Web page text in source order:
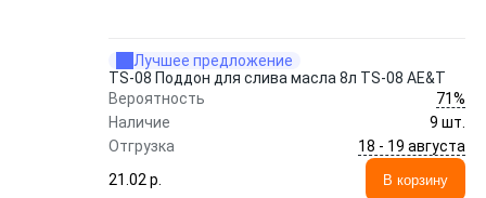
Лучшее предложение
TS-08 Поддон для слива масла 8л TS-08 AE&T
Вероятность
71%
Наличие
9 шт.
Отгрузка
18 - 19 августа
21.02 p.
В корзину